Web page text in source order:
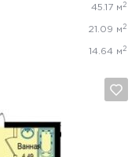
45.17 м 2
21.09 м 2
14.64 м 2